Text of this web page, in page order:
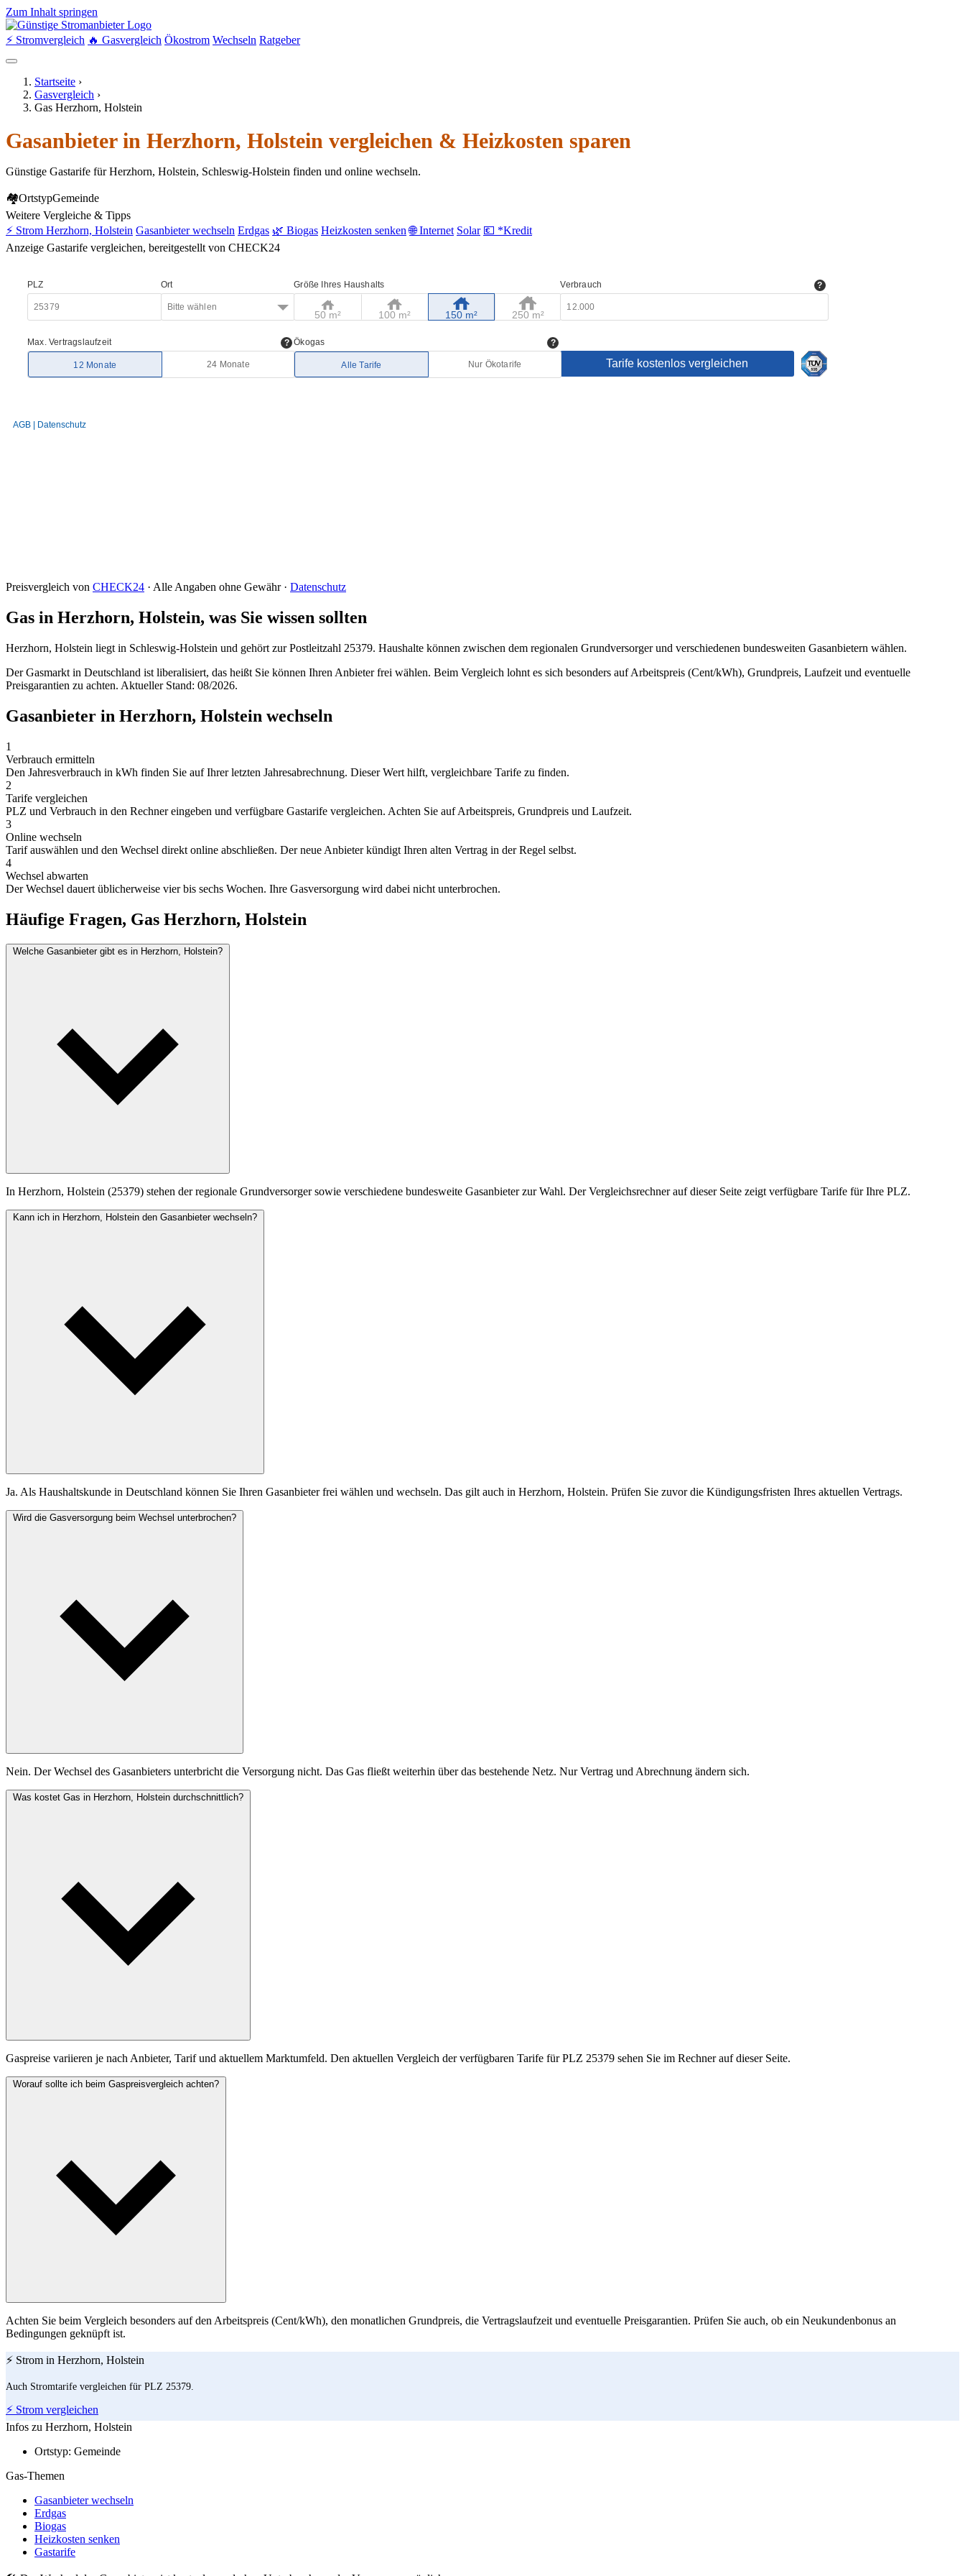
Zum Inhalt springen
⚡ Stromvergleich 🔥 Gasvergleich Ökostrom Wechseln Ratgeber
Startseite ›
Gasvergleich ›
Gas Herzhorn, Holstein
Gasanbieter in Herzhorn, Holstein vergleichen & Heizkosten sparen
Günstige Gastarife für Herzhorn, Holstein, Schleswig-Holstein finden und online wechseln.
🏘OrtstypGemeinde
Weitere Vergleiche & Tipps
⚡ Strom Herzhorn, Holstein Gasanbieter wechseln Erdgas 🌿 Biogas Heizkosten senken 🌐 Internet Solar 💶 *Kredit
Anzeige Gastarife vergleichen, bereitgestellt von CHECK24
Preisvergleich von CHECK24 · Alle Angaben ohne Gewähr · Datenschutz
Gas in Herzhorn, Holstein, was Sie wissen sollten
Herzhorn, Holstein liegt in Schleswig-Holstein und gehört zur Postleitzahl 25379. Haushalte können zwischen dem regionalen Grundversorger und verschiedenen bundesweiten Gasanbietern wählen.
Der Gasmarkt in Deutschland ist liberalisiert, das heißt Sie können Ihren Anbieter frei wählen. Beim Vergleich lohnt es sich besonders auf Arbeitspreis (Cent/kWh), Grundpreis, Laufzeit und eventuelle
Preisgarantien zu achten. Aktueller Stand: 08/2026.
Gasanbieter in Herzhorn, Holstein wechseln
1
Verbrauch ermitteln
Den Jahresverbrauch in kWh finden Sie auf Ihrer letzten Jahresabrechnung. Dieser Wert hilft, vergleichbare Tarife zu finden.
2
Tarife vergleichen
PLZ und Verbrauch in den Rechner eingeben und verfügbare Gastarife vergleichen. Achten Sie auf Arbeitspreis, Grundpreis und Laufzeit.
3
Online wechseln
Tarif auswählen und den Wechsel direkt online abschließen. Der neue Anbieter kündigt Ihren alten Vertrag in der Regel selbst.
4
Wechsel abwarten
Der Wechsel dauert üblicherweise vier bis sechs Wochen. Ihre Gasversorgung wird dabei nicht unterbrochen.
Häufige Fragen, Gas Herzhorn, Holstein
Welche Gasanbieter gibt es in Herzhorn, Holstein?
In Herzhorn, Holstein (25379) stehen der regionale Grundversorger sowie verschiedene bundesweite Gasanbieter zur Wahl. Der Vergleichsrechner auf dieser Seite zeigt verfügbare Tarife für Ihre PLZ.
Kann ich in Herzhorn, Holstein den Gasanbieter wechseln?
Ja. Als Haushaltskunde in Deutschland können Sie Ihren Gasanbieter frei wählen und wechseln. Das gilt auch in Herzhorn, Holstein. Prüfen Sie zuvor die Kündigungsfristen Ihres aktuellen Vertrags.
Wird die Gasversorgung beim Wechsel unterbrochen?
Nein. Der Wechsel des Gasanbieters unterbricht die Versorgung nicht. Das Gas fließt weiterhin über das bestehende Netz. Nur Vertrag und Abrechnung ändern sich.
Was kostet Gas in Herzhorn, Holstein durchschnittlich?
Gaspreise variieren je nach Anbieter, Tarif und aktuellem Marktumfeld. Den aktuellen Vergleich der verfügbaren Tarife für PLZ 25379 sehen Sie im Rechner auf dieser Seite.
Worauf sollte ich beim Gaspreisvergleich achten?
Achten Sie beim Vergleich besonders auf den Arbeitspreis (Cent/kWh), den monatlichen Grundpreis, die Vertragslaufzeit und eventuelle Preisgarantien. Prüfen Sie auch, ob ein Neukundenbonus an
Bedingungen geknüpft ist.
⚡ Strom in Herzhorn, Holstein
Auch Stromtarife vergleichen für PLZ 25379.
⚡ Strom vergleichen
Infos zu Herzhorn, Holstein
Ortstyp: Gemeinde
Gas-Themen
Gasanbieter wechseln
Erdgas
Biogas
Heizkosten senken
Gastarife